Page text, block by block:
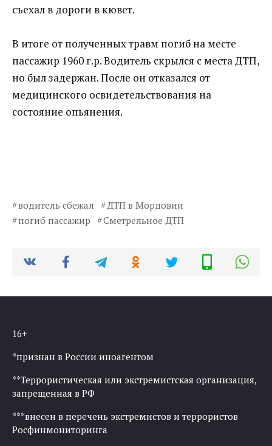
съехал в дороги в кювет.
В итоге от полученных травм погиб на месте
пассажир 1960 г.р. Водитель скрылся с места ДТП,
но был задержан. После он отказался от
медицинского освидетельствования на
состояние опьянения.
водитель сбежал
ДТП в Мордовии
погиб пассажир
Сметрельное ДТП
16+
*признан в России иноагентом
**Террористическая или экстремистская организация,
запрещенная в РФ
***внесен в перечень экстремистов и террористов
Росфинмониторинга